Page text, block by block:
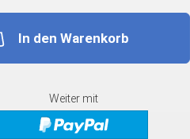
In den Warenkorb
Weiter mit